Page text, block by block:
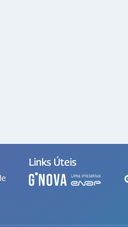
Links Úteis